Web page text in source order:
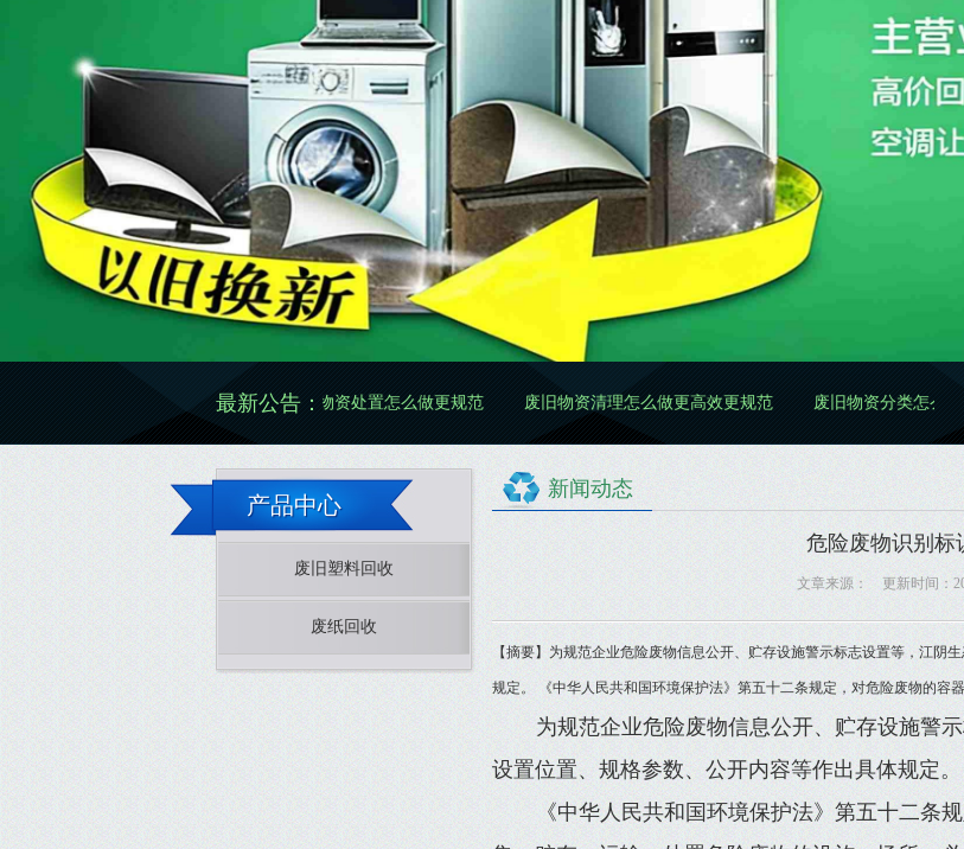
最新公告：
价格怎么看更准确 废旧物资处置怎么做更规范 废旧物资清理怎么做更高效更规范 废旧物资分类怎么做更规范
产品中心
废旧塑料回收
废纸回收
新闻动态
危险废物识别标
文章来源： 更新时间：
【摘要】为规范企业危险废物信息公开、贮存设施警示标志设置等，江
规定。 《中华人民共和国环境保护法》第五十二条规定，对危险废物的容
为规范企业危险废物信息公开、贮存设施警
设置位置、规格参数、公开内容等作出具体规定。
《中华人民共和国环境保护法》第五十二条